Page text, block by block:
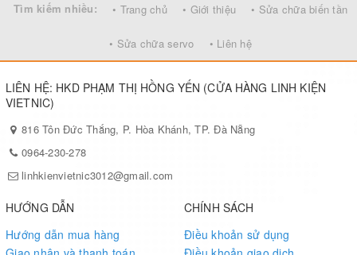
Tìm kiếm nhiều: • Trang chủ • Giới thiệu • Sửa chữa biến tần
• Sửa chữa servo • Liên hệ
LIÊN HỆ: HKD PHẠM THỊ HỒNG YẾN (CỬA HÀNG LINH KIỆN
VIETNIC)
816 Tôn Đức Thắng, P. Hòa Khánh, TP. Đà Nẵng
0964-230-278
linhkienvietnic3012@gmail.com
HƯỚNG DẪN
Hướng dẫn mua hàng
CHÍNH SÁCH
Điều khoản sử dụng